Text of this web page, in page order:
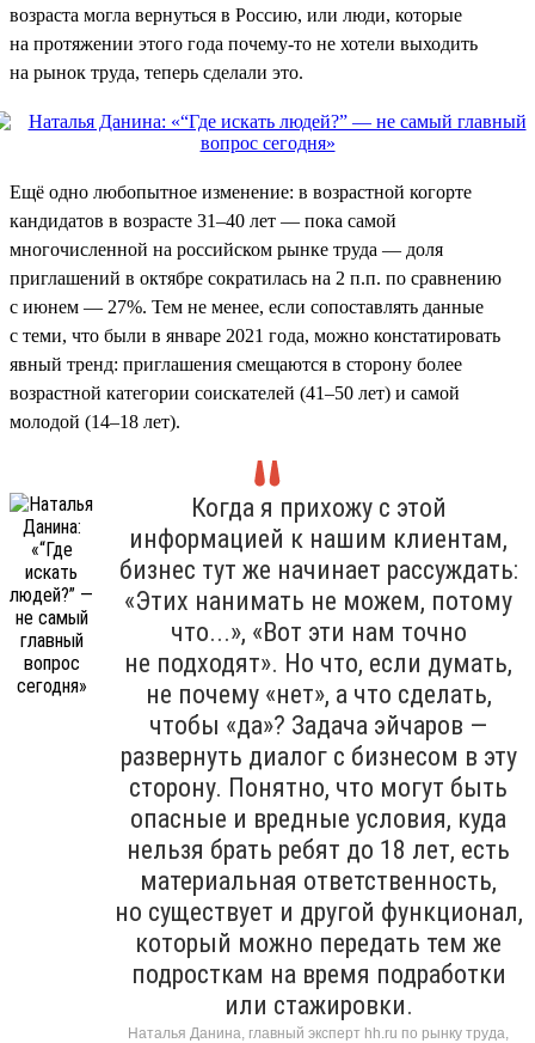
возраста могла вернуться в Россию, или люди, которые
на протяжении этого года почему-то не хотели выходить
на рынок труда, теперь сделали это.
Ещё одно любопытное изменение: в возрастной когорте
кандидатов в возрасте 31–40 лет — пока самой
многочисленной на российском рынке труда — доля
приглашений в октябре сократилась на 2 п.п. по сравнению
с июнем — 27%. Тем не менее, если сопоставлять данные
с теми, что были в январе 2021 года, можно констатировать
явный тренд: приглашения смещаются в сторону более
возрастной категории соискателей (41–50 лет) и самой
молодой (14–18 лет).
Когда я прихожу с этой
информацией к нашим клиентам,
бизнес тут же начинает рассуждать:
«Этих нанимать не можем, потому
что...», «Вот эти нам точно
не подходят». Но что, если думать,
не почему «нет», а что сделать,
чтобы «да»? Задача эйчаров —
развернуть диалог с бизнесом в эту
сторону. Понятно, что могут быть
опасные и вредные условия, куда
нельзя брать ребят до 18 лет, есть
материальная ответственность,
но существует и другой функционал,
который можно передать тем же
подросткам на время подработки
или стажировки.
Наталья Данина, главный эксперт hh.ru по рынку труда,